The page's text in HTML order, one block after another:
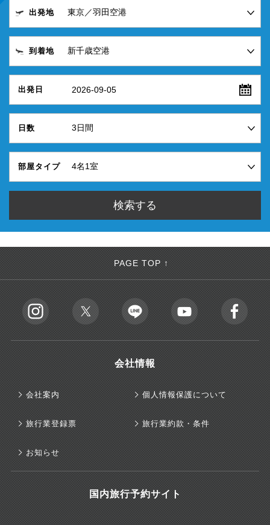
出発地
到着地
出発日 2026-09-05
日数
部屋タイプ
PAGE TOP ↑
会社情報
会社案内 個人情報保護について
旅行業登録票 旅行業約款・条件
お知らせ
国内旅行予約サイト